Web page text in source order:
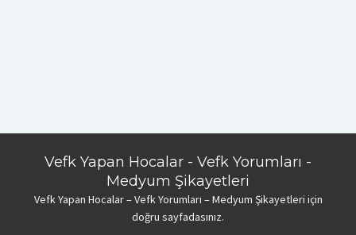
Vefk Yapan Hocalar - Vefk Yorumları -
Medyum Şikayetleri
Vefk Yapan Hocalar – Vefk Yorumları – Medyum Şikayetleri için
doğru sayfadasınız.